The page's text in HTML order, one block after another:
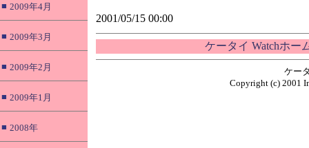
■ 2009年4月
■ 2009年3月
■ 2009年2月
■ 2009年1月
■ 2008年
2001/05/15 00:00
ケータイ Watchホー
ケー
Copyright (c) 2001